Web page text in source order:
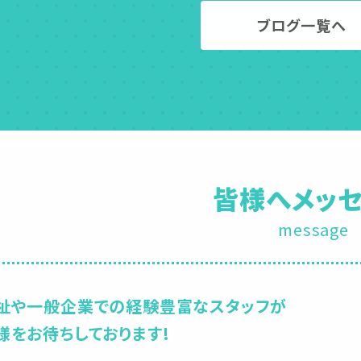
ブログ一覧へ
皆様へメッ
message
や一般企業での経験豊富なスタッフが
をお待ちしております!